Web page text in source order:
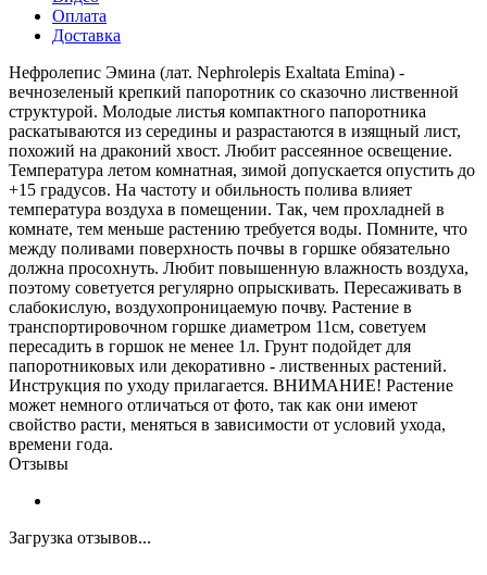
Оплата
Доставка
Нефролепис Эмина (лат. Nephrolepis Exaltata Emina) -
вечнозеленый крепкий папоротник со сказочно лиственной
структурой. Молодые листья компактного папоротника
раскатываются из середины и разрастаются в изящный лист,
похожий на драконий хвост. Любит рассеянное освещение.
Температура летом комнатная, зимой допускается опустить до
+15 градусов. На частоту и обильность полива влияет
температура воздуха в помещении. Так, чем прохладней в
комнате, тем меньше растению требуется воды. Помните, что
между поливами поверхность почвы в горшке обязательно
должна просохнуть. Любит повышенную влажность воздуха,
поэтому советуется регулярно опрыскивать. Пересаживать в
слабокислую, воздухопроницаемую почву. Растение в
транспортировочном горшке диаметром 11см, советуем
пересадить в горшок не менее 1л. Грунт подойдет для
папоротниковых или декоративно - лиственных растений.
Инструкция по уходу прилагается. ВНИМАНИЕ! Растение
может немного отличаться от фото, так как они имеют
свойство расти, меняться в зависимости от условий ухода,
времени года.
Отзывы
Загрузка отзывов...